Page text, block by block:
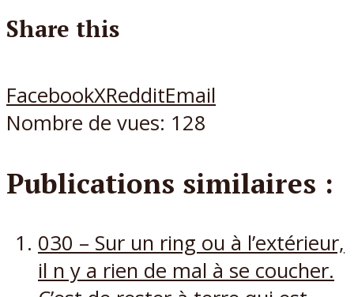
Share this
FacebookXRedditEmail
Nombre de vues: 128
Publications similaires :
030 – Sur un ring ou à l’extérieur,
il n y a rien de mal à se coucher.